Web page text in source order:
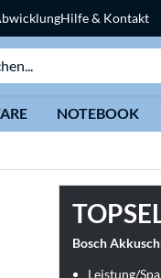
Hilfe & Kontakt
NOTEBOOK
Bosch
Leistung/